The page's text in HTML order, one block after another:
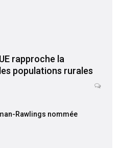
rapproche la
populations rurales
Rawlings nommée